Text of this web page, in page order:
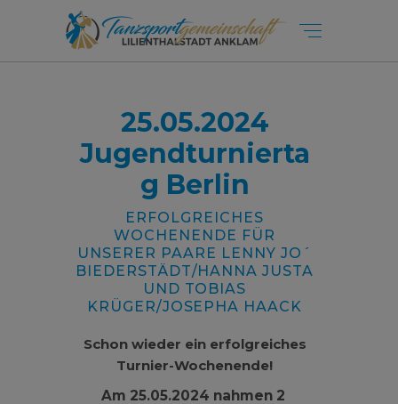
25.05.2024
Jugendturnierta
g Berlin
ERFOLGREICHES
WOCHENENDE FÜR
UNSERER PAARE LENNY JO´
BIEDERSTÄDT/HANNA JUSTA
UND TOBIAS
KRÜGER/JOSEPHA HAACK
Schon wieder ein erfolgreiches
Turnier-Wochenende!
Am 25.05.2024 nahmen 2